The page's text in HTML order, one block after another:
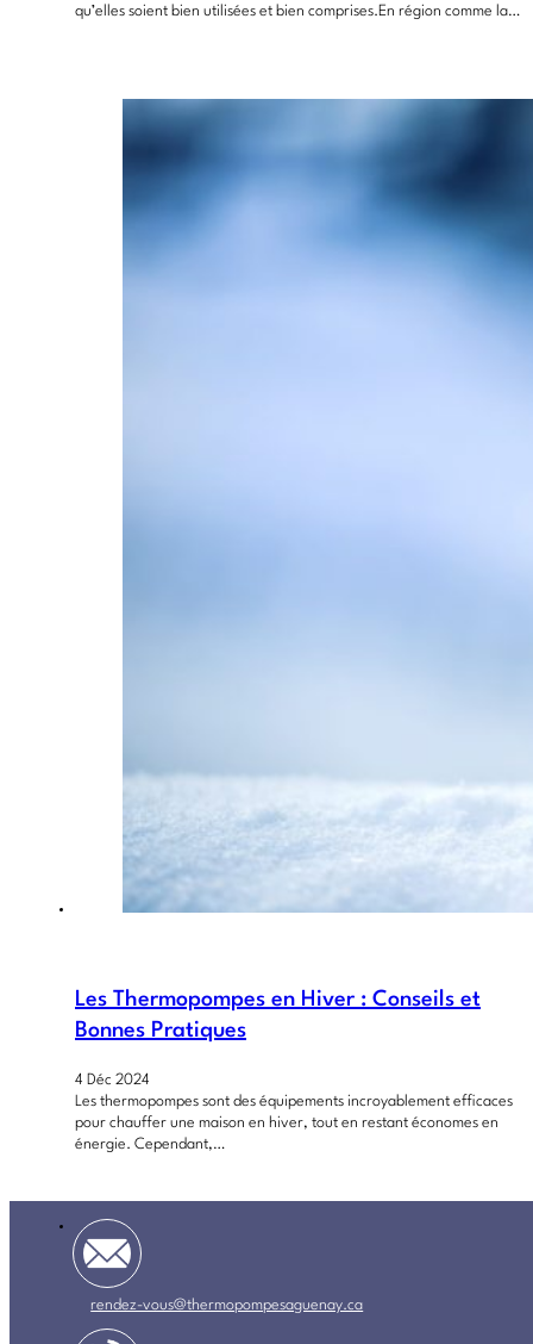
qu’elles soient bien utilisées et bien comprises.En région comme la…
Les Thermopompes en Hiver : Conseils et
Bonnes Pratiques
4 Déc 2024
Les thermopompes sont des équipements incroyablement efficaces
pour chauffer une maison en hiver, tout en restant économes en
énergie. Cependant,…
rendez-vous@thermopompesaguenay.ca